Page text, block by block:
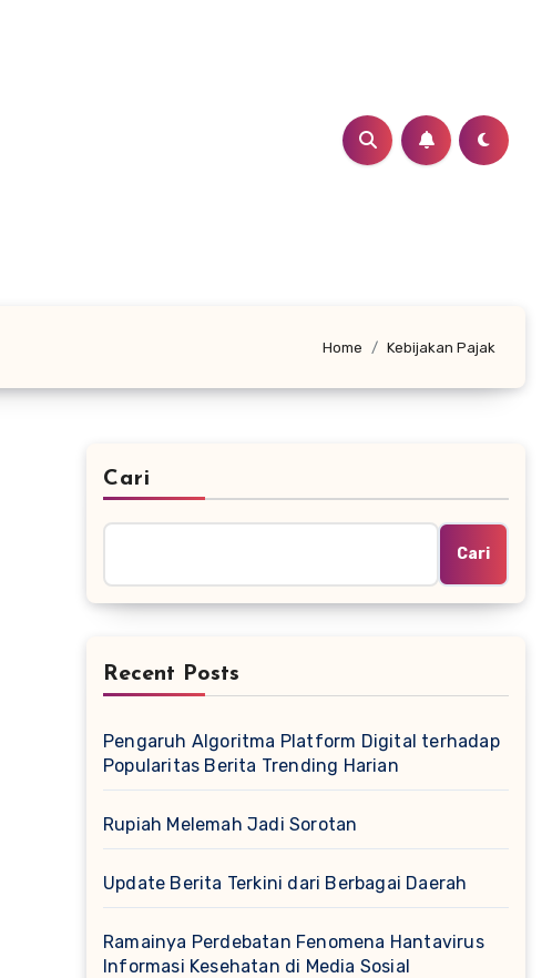
Home Kebijakan Pajak
Cari
Cari
Recent Posts
Pengaruh Algoritma Platform Digital terhadap
Popularitas Berita Trending Harian
Rupiah Melemah Jadi Sorotan
Update Berita Terkini dari Berbagai Daerah
Ramainya Perdebatan Fenomena Hantavirus
Informasi Kesehatan di Media Sosial